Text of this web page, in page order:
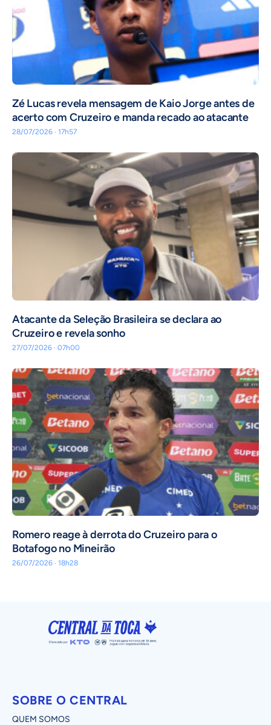
Zé Lucas revela mensagem de Kaio Jorge antes de
acerto com Cruzeiro e manda recado ao atacante
28/07/2026 · 17h57
Atacante da Seleção Brasileira se declara ao
Cruzeiro e revela sonho
27/07/2026 · 07h00
Romero reage à derrota do Cruzeiro para o
Botafogo no Mineirão
26/07/2026 · 18h28
SOBRE O CENTRAL
QUEM SOMOS